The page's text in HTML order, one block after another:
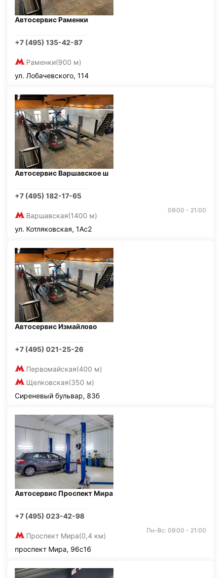
Автосервис Раменки
+7 (495) 135-42-87
Раменки(900 м)
ул. Лобачевского, 114
Автосервис Варшавское ш
+7 (495) 182-17-65
Варшавская(1400 м)
09:00 - 21:00
ул. Котляковская, 1Ас2
Автосервис Измайлово
+7 (495) 021-25-26
Первомайская(400 м)
Щелковская(350 м)
Сиреневый бульвар, 83б
Автосервис Проспект Мира
+7 (495) 023-42-98
Проспект Мира(0,4 км)
Пн-Вс: 09:00 - 21:00
проспект Мира, 96с16